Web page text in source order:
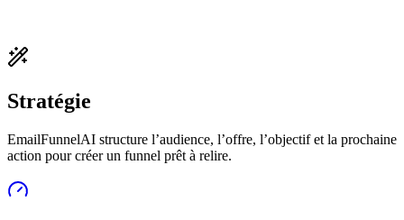
Stratégie
EmailFunnelAI structure l’audience, l’offre, l’objectif et la prochaine
action pour créer un funnel prêt à relire.